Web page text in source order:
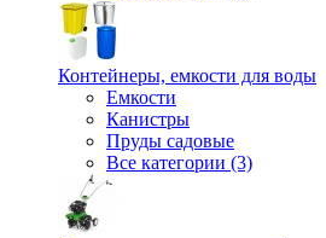
Контейнеры, емкости для воды
Емкости
Канистры
Пруды садовые
Все категории (3)